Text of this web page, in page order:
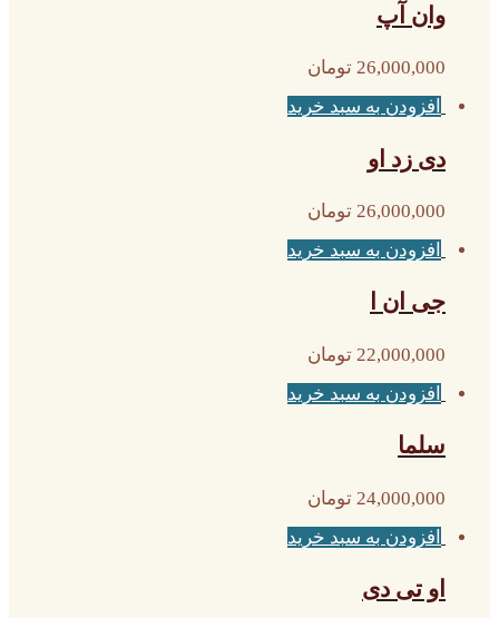
وان آپ
26,000,000 تومان
افزودن به سبد خرید
دی زد او
26,000,000 تومان
افزودن به سبد خرید
جی ان ا
22,000,000 تومان
افزودن به سبد خرید
سلما
24,000,000 تومان
افزودن به سبد خرید
او تی دی